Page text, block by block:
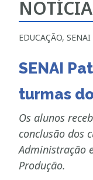
EDUCAÇÃO,SENAI
SENAI
turmas
Os alunos
conclusão dos
Administração
Produção.